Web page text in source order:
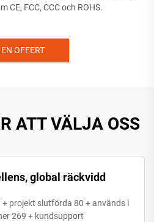
CE, FCC, CCC och ROHS.
EN OFFERT
ATT VÄLJA OSS
global räckvidd
projekt slutförda 80 + används i
269 + kundsupport